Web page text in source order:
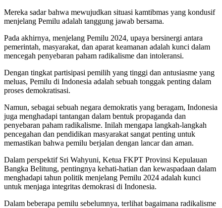
Mereka sadar bahwa mewujudkan situasi kamtibmas yang kondusif
menjelang Pemilu adalah tanggung jawab bersama.
Pada akhirnya, menjelang Pemilu 2024, upaya bersinergi antara
pemerintah, masyarakat, dan aparat keamanan adalah kunci dalam
mencegah penyebaran paham radikalisme dan intoleransi.
Dengan tingkat partisipasi pemilih yang tinggi dan antusiasme yang
meluas, Pemilu di Indonesia adalah sebuah tonggak penting dalam
proses demokratisasi.
Namun, sebagai sebuah negara demokratis yang beragam, Indonesia
juga menghadapi tantangan dalam bentuk propaganda dan
penyebaran paham radikalisme. Inilah mengapa langkah-langkah
pencegahan dan pendidikan masyarakat sangat penting untuk
memastikan bahwa pemilu berjalan dengan lancar dan aman.
Dalam perspektif Sri Wahyuni, Ketua FKPT Provinsi Kepulauan
Bangka Belitung, pentingnya kehati-hatian dan kewaspadaan dalam
menghadapi tahun politik menjelang Pemilu 2024 adalah kunci
untuk menjaga integritas demokrasi di Indonesia.
Dalam beberapa pemilu sebelumnya, terlihat bagaimana radikalisme